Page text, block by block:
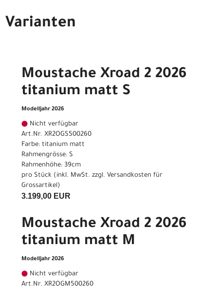
Varianten
Moustache Xroad 2 2026
titanium matt S
Modelljahr 2026
Nicht verfügbar
Art.Nr. XR2OGS500260
Farbe: titanium matt
Rahmengrösse: S
Rahmenhöhe: 39cm
pro Stück (inkl. MwSt. zzgl. Versandkosten für
Grossartikel)
3.199,00 EUR
Moustache Xroad 2 2026
titanium matt M
Modelljahr 2026
Nicht verfügbar
Art.Nr. XR2OGM500260